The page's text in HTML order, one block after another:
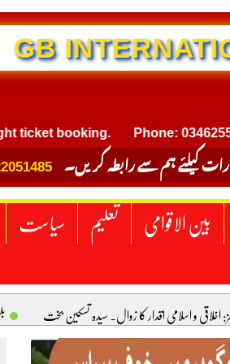
booking. Phone: 03462559008 |
کیلئے ہم سے رابطہ کریں۔
بین الاقوامی تعلیم سیاست
اخلاقی و اسلامی اقدار کا زوال. سیدہ تسکین بخت
انجینیئر علی رضوان چوہدری برقع پوشی اور مرد کی